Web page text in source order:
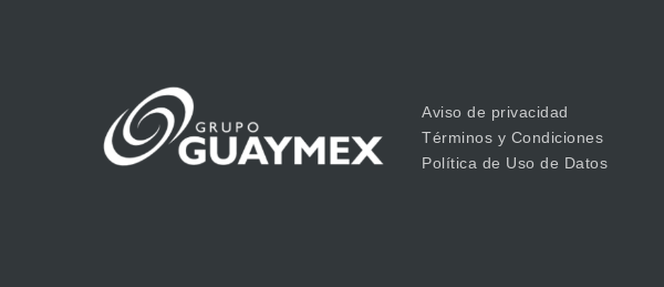
Aviso de privacidad
Términos y Condiciones
Política de Uso de Datos